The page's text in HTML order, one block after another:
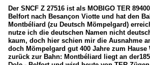
X 76500 AGC-XGC
E-Loks | Gleichstrom
CC 6500 'Nez cassé'
Der SNCF Z 27516 ist als MOBIGO TER
Belfort nach Besançon Viotte und hat den
Montbéliard (zu Deutsch Mömpelgard)
nutze ich die deutschen Namen nicht
kaum, doch hier schien mir die Ausnahme
doch Mömpelgard gut 400 Jahre zum Hause
zurück zur Bahn: Montbéliard liegt an